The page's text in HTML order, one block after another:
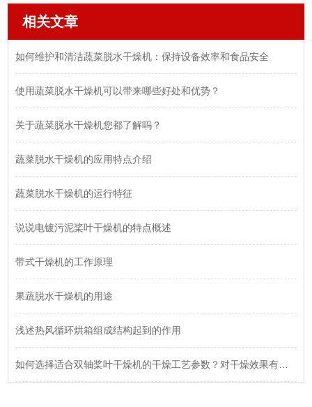
相关文章
如何维护和清洁蔬菜脱水干燥机：保持设备效率和食品安全
使用蔬菜脱水干燥机可以带来哪些好处和优势？
关于蔬菜脱水干燥机您都了解吗？
蔬菜脱水干燥机的应用特点介绍
蔬菜脱水干燥机的运行特征
说说电镀污泥桨叶干燥机的特点概述
带式干燥机的工作原理
果蔬脱水干燥机的用途
浅述热风循环烘箱组成结构起到的作用
如何选择适合双轴桨叶干燥机的干燥工艺参数？对干燥效果有何影响？